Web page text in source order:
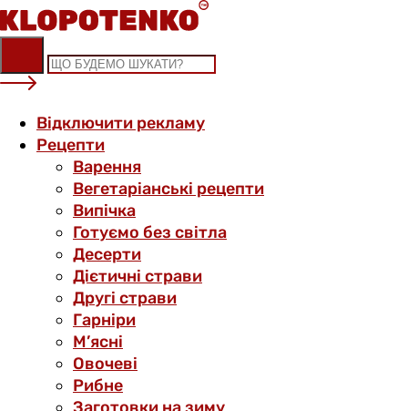
Skip
to
content
Відключити рекламу
Рецепти
Варення
Вегетаріанські рецепти
Випічка
Готуємо без світла
Десерти
Дієтичні страви
Другі страви
Гарніри
М’ясні
Овочеві
Рибне